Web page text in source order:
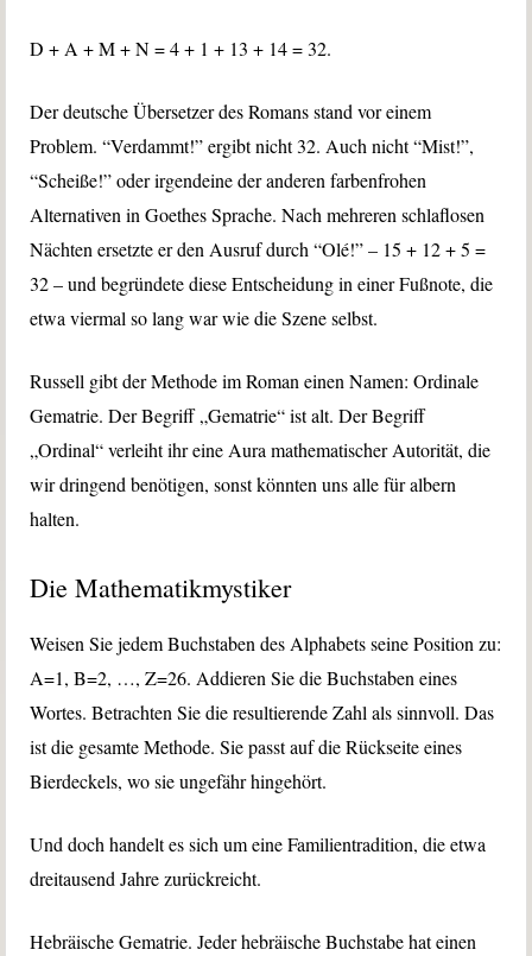
D + A + M + N = 4 + 1 + 13 + 14 = 32.
Der deutsche Übersetzer des Romans stand vor einem
Problem. “Verdammt!” ergibt nicht 32. Auch nicht “Mist!”,
“Scheiße!” oder irgendeine der anderen farbenfrohen
Alternativen in Goethes Sprache. Nach mehreren schlaflosen
Nächten ersetzte er den Ausruf durch “Olé!” – 15 + 12 + 5 =
32 – und begründete diese Entscheidung in einer Fußnote, die
etwa viermal so lang war wie die Szene selbst.
Russell gibt der Methode im Roman einen Namen: Ordinale
Gematrie. Der Begriff „Gematrie“ ist alt. Der Begriff
„Ordinal“ verleiht ihr eine Aura mathematischer Autorität, die
wir dringend benötigen, sonst könnten uns alle für albern
halten.
Die Mathematikmystiker
Weisen Sie jedem Buchstaben des Alphabets seine Position zu:
A=1, B=2, …, Z=26. Addieren Sie die Buchstaben eines
Wortes. Betrachten Sie die resultierende Zahl als sinnvoll. Das
ist die gesamte Methode. Sie passt auf die Rückseite eines
Bierdeckels, wo sie ungefähr hingehört.
Und doch handelt es sich um eine Familientradition, die etwa
dreitausend Jahre zurückreicht.
Hebräische Gematrie. Jeder hebräische Buchstabe hat einen